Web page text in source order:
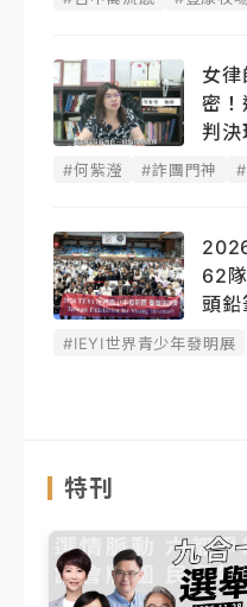
女
密
判決
#何紫瀅 #詐團門神
62
頭鉛
#IEYI世界青少年發明展
特刊